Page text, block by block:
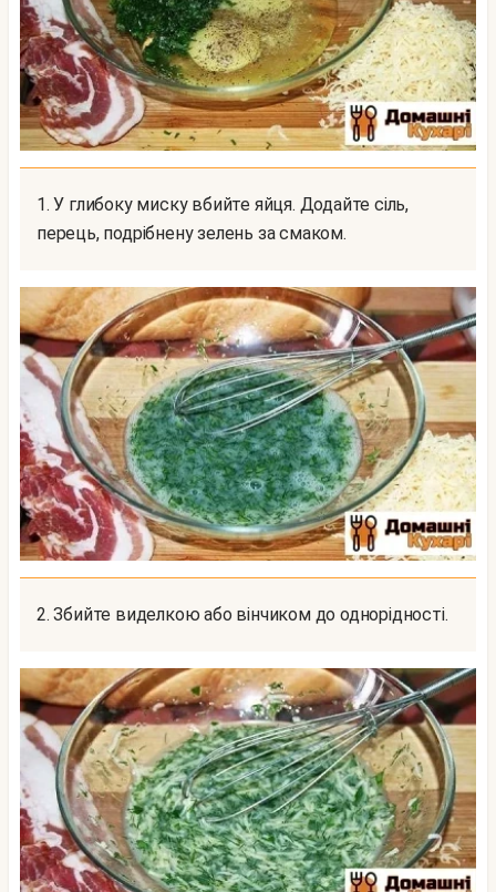
1. У глибоку миску вбийте яйця. Додайте сіль,
перець, подрібнену зелень за смаком.
2. Збийте виделкою або вінчиком до однорідності.